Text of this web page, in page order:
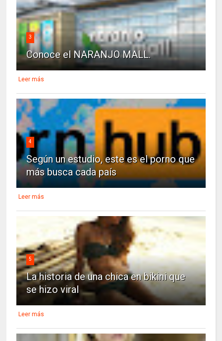
3
Conoce el NARANJO MALL.
Leer más
4
Según un estudio, este es el porno que
más busca cada país
Leer más
5
La historia de una chica en bikini que
se hizo viral
Leer más